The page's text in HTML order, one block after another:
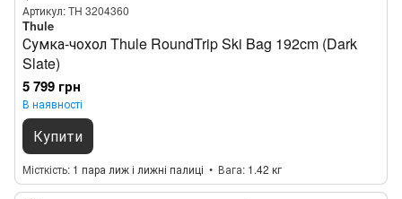
Артикул: TH 3204360
Thule
Сумка-чохол Thule RoundTrip Ski Bag 192cm (Dark
Slate)
5 799 грн
В наявності
Купити
Місткість 1 пара лиж і лижні палиці Вага 1.42 кг